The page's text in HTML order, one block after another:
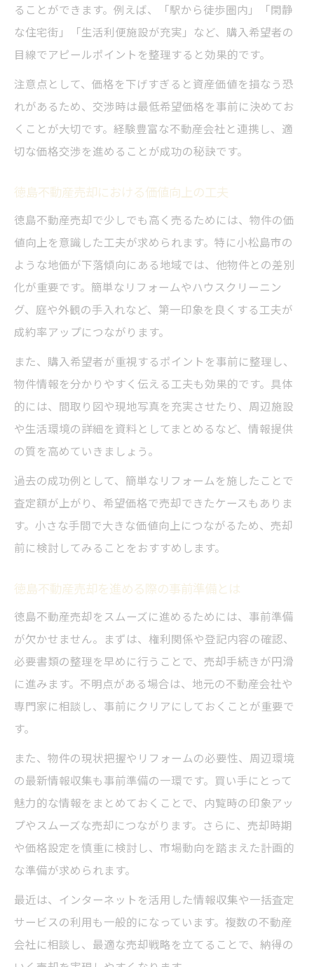
ることができます。例えば、「駅から徒歩圏内」「閑静
な住宅街」「生活利便施設が充実」など、購入希望者の
目線でアピールポイントを整理すると効果的です。
注意点として、価格を下げすぎると資産価値を損なう恐
れがあるため、交渉時は最低希望価格を事前に決めてお
くことが大切です。経験豊富な不動産会社と連携し、適
切な価格交渉を進めることが成功の秘訣です。
徳島不動産売却における価値向上の工夫
徳島不動産売却で少しでも高く売るためには、物件の価
値向上を意識した工夫が求められます。特に小松島市の
ような地価が下落傾向にある地域では、他物件との差別
化が重要です。簡単なリフォームやハウスクリーニン
グ、庭や外観の手入れなど、第一印象を良くする工夫が
成約率アップにつながります。
また、購入希望者が重視するポイントを事前に整理し、
物件情報を分かりやすく伝える工夫も効果的です。具体
的には、間取り図や現地写真を充実させたり、周辺施設
や生活環境の詳細を資料としてまとめるなど、情報提供
の質を高めていきましょう。
過去の成功例として、簡単なリフォームを施したことで
査定額が上がり、希望価格で売却できたケースもありま
す。小さな手間で大きな価値向上につながるため、売却
前に検討してみることをおすすめします。
徳島不動産売却を進める際の事前準備とは
徳島不動産売却をスムーズに進めるためには、事前準備
が欠かせません。まずは、権利関係や登記内容の確認、
必要書類の整理を早めに行うことで、売却手続きが円滑
に進みます。不明点がある場合は、地元の不動産会社や
専門家に相談し、事前にクリアにしておくことが重要で
す。
また、物件の現状把握やリフォームの必要性、周辺環境
の最新情報収集も事前準備の一環です。買い手にとって
魅力的な情報をまとめておくことで、内覧時の印象アッ
プやスムーズな売却につながります。さらに、売却時期
や価格設定を慎重に検討し、市場動向を踏まえた計画的
な準備が求められます。
最近は、インターネットを活用した情報収集や一括査定
サービスの利用も一般的になっています。複数の不動産
会社に相談し、最適な売却戦略を立てることで、納得の